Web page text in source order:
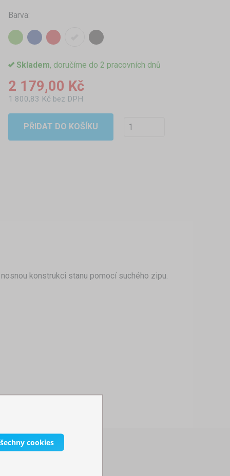
Barva:
Skladem, doručíme do 2 pracovních dnů
2 179,00 Kč
1 800,83 Kč bez DPH
PŘIDAT DO KOŠÍKU
konstrukci stanu pomocí suchého zipu.
cookies